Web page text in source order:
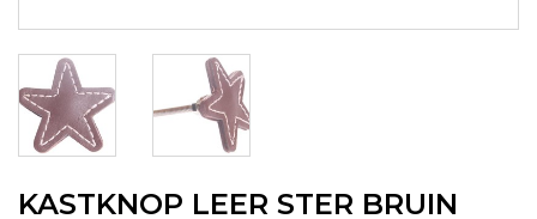
KASTKNOP LEER STER BRUIN